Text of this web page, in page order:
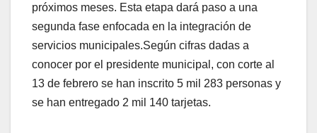
próximos meses. Esta etapa dará paso a una
segunda fase enfocada en la integración de
servicios municipales.Según cifras dadas a
conocer por el presidente municipal, con corte al
13 de febrero se han inscrito 5 mil 283 personas y
se han entregado 2 mil 140 tarjetas.